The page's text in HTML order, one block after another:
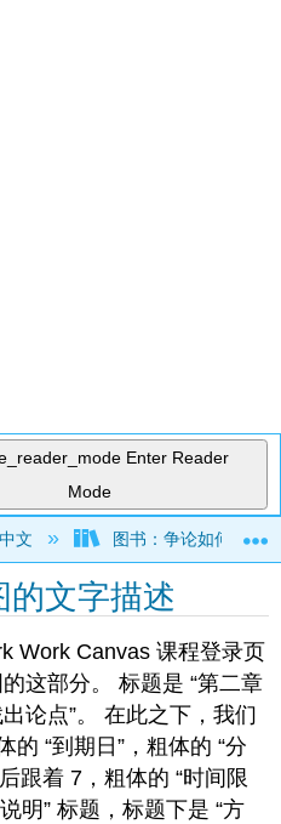
Enter Reader
Mode
hierarchy
文 图书：争论如何运作
的文字描述
Work Canvas 课程登录页
这部分。 标题是 “第二章
论点”。 在此之下，我们
的 “到期日”，粗体的 “分
跟着 7，粗体的 “时间限
明” 标题，标题下是 “方